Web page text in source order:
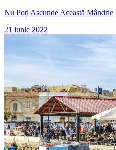
Nu Poți Ascunde Această Mândrie
21 iunie 2022